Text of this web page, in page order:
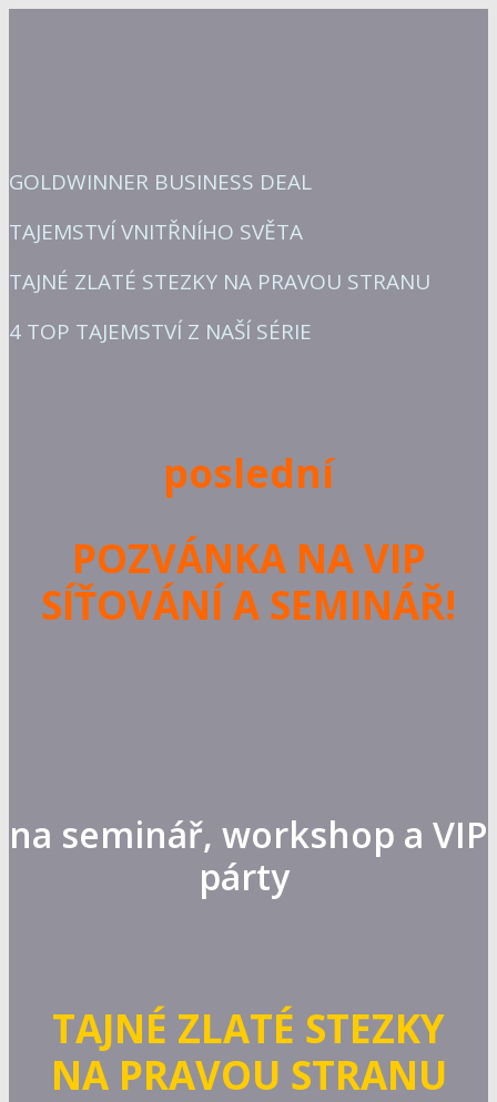
GOLDWINNER BUSINESS DEAL
TAJEMSTVÍ VNITŘNÍHO SVĚTA
TAJNÉ ZLATÉ STEZKY NA PRAVOU STRANU
4 TOP TAJEMSTVÍ Z NAŠÍ SÉRIE
poslední
POZVÁNKA NA VIP
SÍŤOVÁNÍ A SEMINÁŘ!
na seminář, workshop a VIP
párty
TAJNÉ ZLATÉ STEZKY
NA PRAVOU STRANU